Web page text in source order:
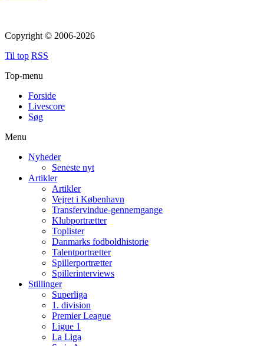
Copyright © 2006-2026
Til top RSS
Top-menu
Forside
Livescore
Søg
Menu
Nyheder
Seneste nyt
Artikler
Artikler
Vejret i København
Transfervindue-gennemgange
Klubportrætter
Toplister
Danmarks fodboldhistorie
Talentportrætter
Spillerportrætter
Spillerinterviews
Stillinger
Superliga
1. division
Premier League
Ligue 1
La Liga